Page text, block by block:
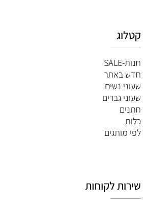
קטלוג
חנות-SALE
חדש באתר
שעוני נשים
שעוני גברים
חתנים
כלות
לפי מותגים
שירות לקוחות